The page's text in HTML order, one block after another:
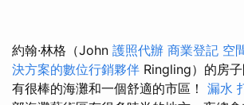
約翰·林格（John 護照代辦 商業登記 空
決方案的數位行銷夥伴 Ringling）的房
有很棒的海灘和一個舒適的市區！ 漏水